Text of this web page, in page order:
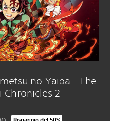
no Yaiba - The
Chronicles 2
Risparmio del 50%